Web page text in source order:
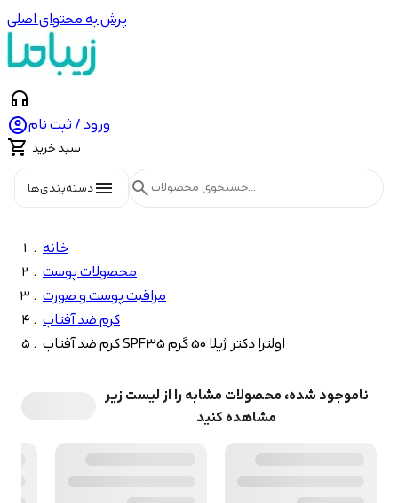
پرش به محتوای اصلی
headphones
ورود / ثبت نام
 سبد خرید
menuدسته‌بندی‌ها search
خانه
محصولات پوست
مراقبت پوست و صورت
کرم ضد آفتاب
کرم ضد آفتاب SPF35 اولترا دکتر ژیلا 50 گرم
ناموجود شده، محصولات مشابه را از لیست زیر
مشاهده کنید